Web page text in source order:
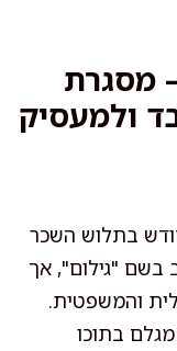
מסגרת
ולמעסיק
בתלוש השכר
בשם "גילום", אך
והמשפטית.
בתוכו